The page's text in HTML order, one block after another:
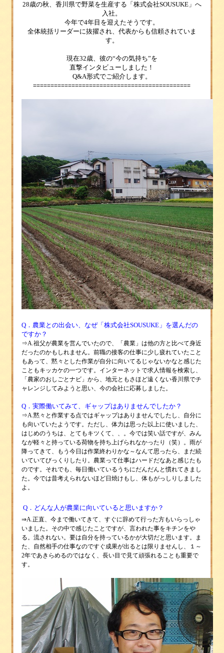
28歳の秋、香川県で野菜を生産する 「株式会社SOUSUKE」 へ
入社。
今年で4年目を迎えたそうです。
全体統括リーダーに抜擢され、代表からも信頼されていま
す。
現在32歳、 彼の“今の気持ち”を
直撃インタビューしました！
Q&A形式でご紹介します。
=============================================
Q．農業との出会い、なぜ「株式会社SOUSUKE」を選んだの
ですか？
⇒A.祖父が農業を営んでいたので、「農業」は他の方と比べて身近
だったのかもしれません。前職の接客の仕事に少し疲れていたこと
もあって、黙々とした作業が自分に向いてるじゃないかなと感じた
こともキッカケの一つです。インターネットで求人情報を検索し、
「農家のおしごとナビ」から、地元ともさほど遠くない香川県でチ
ャレンジしてみようと思い、今の会社に応募しました。
Q．実際働いてみて、ギャップはありませんでしたか？
⇒A.黙々と作業する点ではギャップはありませんでしたし、自分に
も向いていたようです。ただし、 体力は思った以上に使いました、
はじめのうちは、とてもキツくて、、。今では笑い話ですが、みん
なが軽々と持っている荷物を持ち上げられなかったり（笑）。雨が
降ってきて、もう今日は作業終わりかな～なんて思ったら、まだ続
いていてびっくりしたり。農業って仕事はハードだなあと感じたも
のです。それでも、毎日働いているうちにだんだんと慣れてきまし
た。今では昔考えられないほど日焼けもし、体もがっしりしました
よ。
Q．どんな人が農業に向いていると思いますか？
⇒A.正直、今まで働いてきて、すぐに辞めて行った方もいらっしゃ
いました。その中で感じたことですが、 言われた事をキチンをや
る。流されない。 要は自分を持っているかが大切だと思います。ま
た、
自然相手の仕事なのですぐ成果が出るとは限りませんし、
１～
2年であきらめるのではなく、 長い目で見て頑張れることも重要で
す。